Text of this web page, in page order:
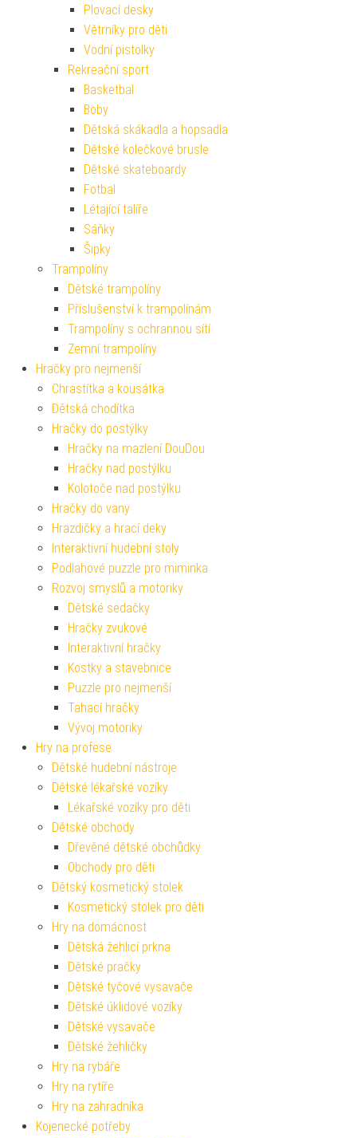
Plovací desky
Větrníky pro děti
Vodní pistolky
Rekreační sport
Basketbal
Boby
Dětská skákadla a hopsadla
Dětské kolečkové brusle
Dětské skateboardy
Fotbal
Létající talíře
Sáňky
Šipky
Trampolíny
Dětské trampolíny
Příslušenství k trampolínám
Trampolíny s ochrannou sítí
Zemní trampolíny
Hračky pro nejmenší
Chrastítka a kousátka
Dětská chodítka
Hračky do postýlky
Hračky na mazlení DouDou
Hračky nad postýlku
Kolotoče nad postýlku
Hračky do vany
Hrazdičky a hrací deky
Interaktivní hudební stoly
Podlahové puzzle pro miminka
Rozvoj smyslů a motoriky
Dětské sedačky
Hračky zvukové
Interaktivní hračky
Kostky a stavebnice
Puzzle pro nejmenší
Tahací hračky
Vývoj motoriky
Hry na profese
Dětské hudební nástroje
Dětské lékařské vozíky
Lékařské vozíky pro děti
Dětské obchody
Dřevěné dětské obchůdky
Obchody pro děti
Dětský kosmetický stolek
Kosmetický stolek pro děti
Hry na domácnost
Dětská žehlicí prkna
Dětské pračky
Dětské tyčové vysavače
Dětské úklidové vozíky
Dětské vysavače
Dětské žehličky
Hry na rybáře
Hry na rytíře
Hry na zahradníka
Kojenecké potřeby